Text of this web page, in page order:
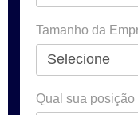
Tamanho da
Qual sua posição